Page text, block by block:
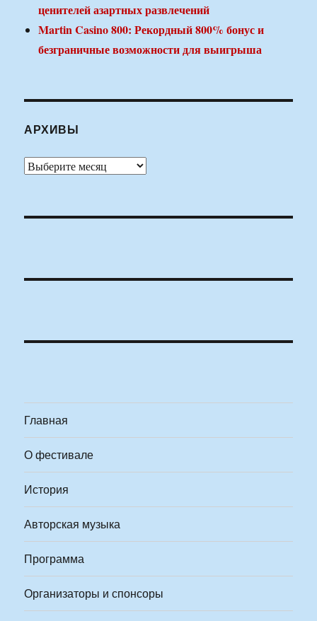
ценителей азартных развлечений
Martin Casino 800: Рекордный 800% бонус и
безграничные возможности для выигрыша
АРХИВЫ
Архивы
Главная
О фестивале
История
Авторская музыка
Программа
Организаторы и спонсоры